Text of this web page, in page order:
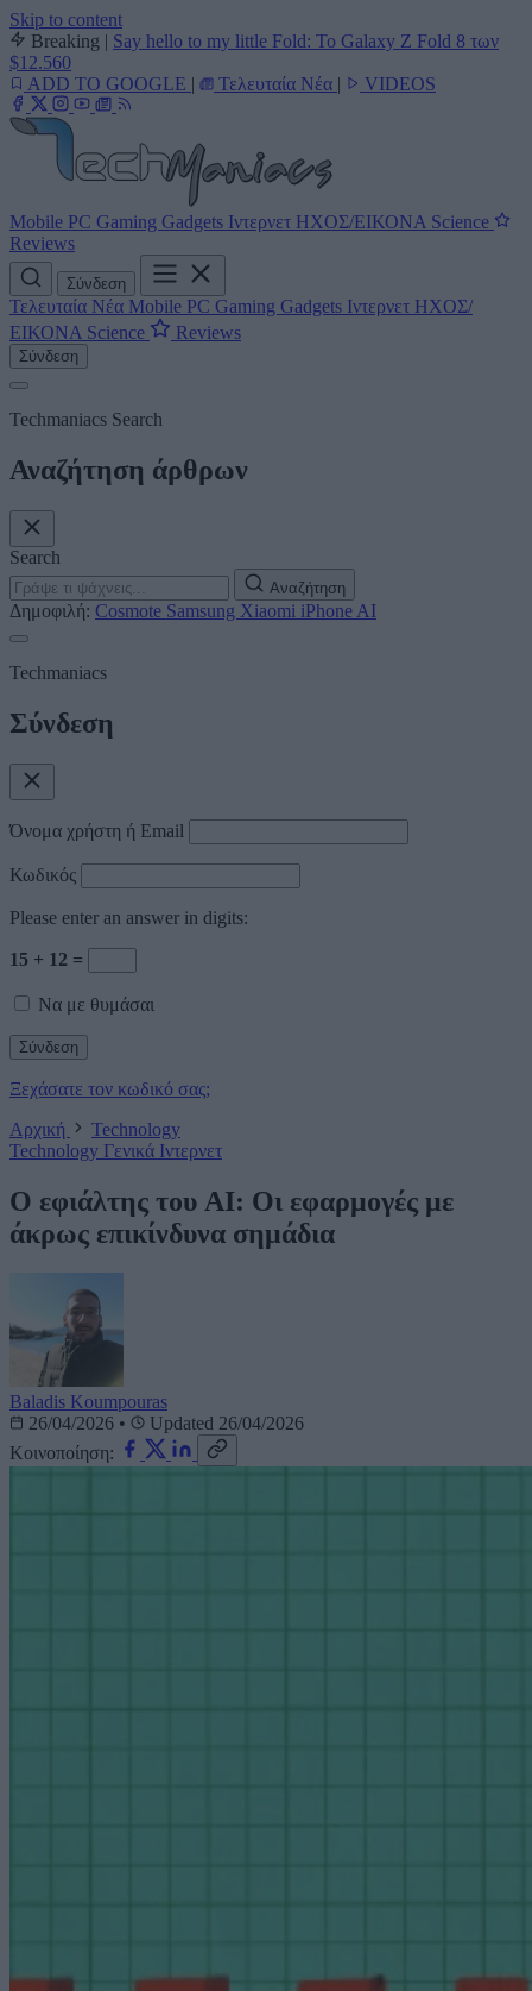
Skip to content
Breaking | Say hello to my little Fold: Το Galaxy Z Fold 8 των
$12.560
ADD TO GOOGLE | Τελευταία Νέα | VIDEOS
Mobile PC Gaming Gadgets Ιντερνετ ΗΧΟΣ/ΕΙΚΟΝΑ Science
Reviews
Σύνδεση
Τελευταία Νέα Mobile PC Gaming Gadgets Ιντερνετ ΗΧΟΣ/
ΕΙΚΟΝΑ Science Reviews
Σύνδεση
Techmaniacs Search
Αναζήτηση άρθρων
Search
Αναζήτηση
Δημοφιλή: Cosmote Samsung Xiaomi iPhone AI
Techmaniacs
Σύνδεση
Όνομα χρήστη ή Email
Κωδικός
Please enter an answer in digits:
15 + 12 =
Να με θυμάσαι
Ξεχάσατε τον κωδικό σας;
Αρχική
Technology
Technology Γενικά Ιντερνετ
Ο εφιάλτης του AI: Οι εφαρμογές με
άκρως επικίνδυνα σημάδια
Baladis Koumpouras
26/04/2026 •
Updated 26/04/2026
Κοινοποίηση: